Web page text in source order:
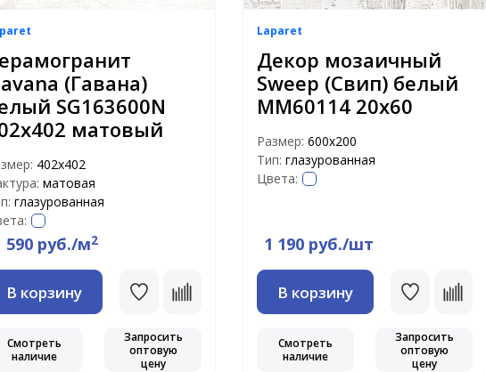
(Гавана)
SG163600N
матовый
402x402
матовая
глазурованная
590 руб./м2
В корзину
Смотреть
наличие
Запросить
оптовую
цену
Laparet
Декор мозаичный
Sweep (Свип) белый
MM60114 20х60
Размер: 600х200
Тип: глазурованная
Цвета:
1 190 руб./шт
В корзину
Смотреть
наличие
Запросить
оптовую
цену